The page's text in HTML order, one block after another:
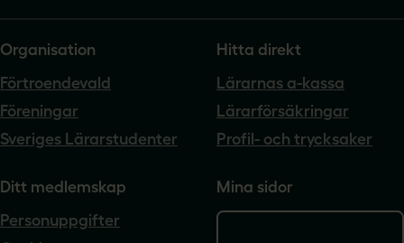
Organisation
Förtroendevald
Föreningar
Sveriges Lärarstudenter
Hitta direkt
Lärarnas a-kassa
Lärarförsäkringar
Profil- och trycksaker
Ditt medlemskap
Personuppgifter
Mina sidor